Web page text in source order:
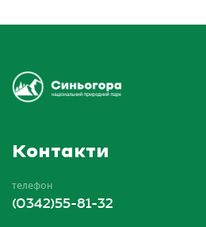
Контакти
телефон
(0342)55-81-32